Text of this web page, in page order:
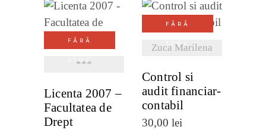
FĂRĂ
STOC
***
VEZI
DETALII
Licenta 2007 –
Facultatea de
Drept
FĂRĂ
STOC
Zuca Marilena
VEZI
Control si
audit financiar-
contabil
30,00 lei